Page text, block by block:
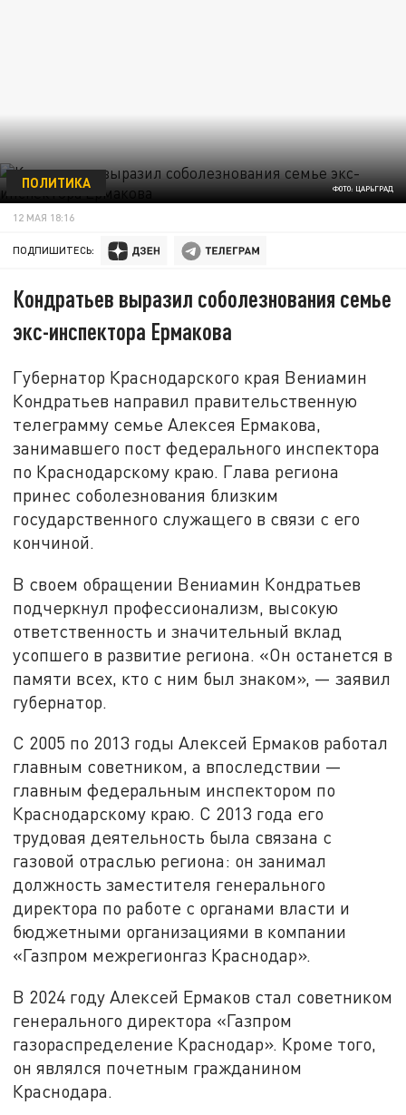
ФОТО: ЦАРЬГРАД
ПОЛИТИКА
12 МАЯ 18:16
ПОДПИШИТЕСЬ:
Кондратьев выразил соболезнования семье
экс-инспектора Ермакова
Губернатор Краснодарского края Вениамин
Кондратьев направил правительственную
телеграмму семье Алексея Ермакова,
занимавшего пост федерального инспектора
по Краснодарскому краю. Глава региона
принес соболезнования близким
государственного служащего в связи с его
кончиной.
В своем обращении Вениамин Кондратьев
подчеркнул профессионализм, высокую
ответственность и значительный вклад
усопшего в развитие региона. «Он останется в
памяти всех, кто с ним был знаком», — заявил
губернатор.
С 2005 по 2013 годы Алексей Ермаков работал
главным советником, а впоследствии —
главным федеральным инспектором по
Краснодарскому краю. С 2013 года его
трудовая деятельность была связана с
газовой отраслью региона: он занимал
должность заместителя генерального
директора по работе с органами власти и
бюджетными организациями в компании
«Газпром межрегионгаз Краснодар».
В 2024 году Алексей Ермаков стал советником
генерального директора «Газпром
газораспределение Краснодар». Кроме того,
он являлся почетным гражданином
Краснодара.